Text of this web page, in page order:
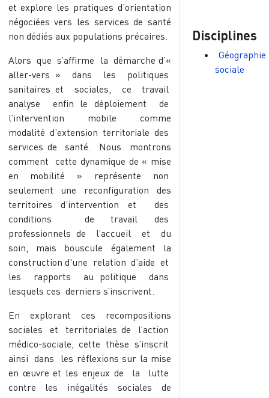
et explore les pratiques d’orientation
négociées vers les services de santé
non dédiés aux populations précaires.
Alors que s’affirme la démarche d’«
aller-vers » dans les politiques
sanitaires et sociales, ce travail
analyse enfin le déploiement de
l’intervention mobile comme
modalité d’extension territoriale des
services de santé. Nous montrons
comment cette dynamique de « mise
en mobilité » représente non
seulement une reconfiguration des
territoires d’intervention et des
conditions de travail des
professionnels de l’accueil et du
soin, mais bouscule également la
construction d'une relation d’aide et
les rapports au politique dans
lesquels ces derniers s’inscrivent.
En explorant ces recompositions
sociales et territoriales de l’action
médico-sociale, cette thèse s’inscrit
ainsi dans les réflexions sur la mise
en œuvre et les enjeux de la lutte
contre les inégalités sociales de
Disciplines
Géographie
sociale